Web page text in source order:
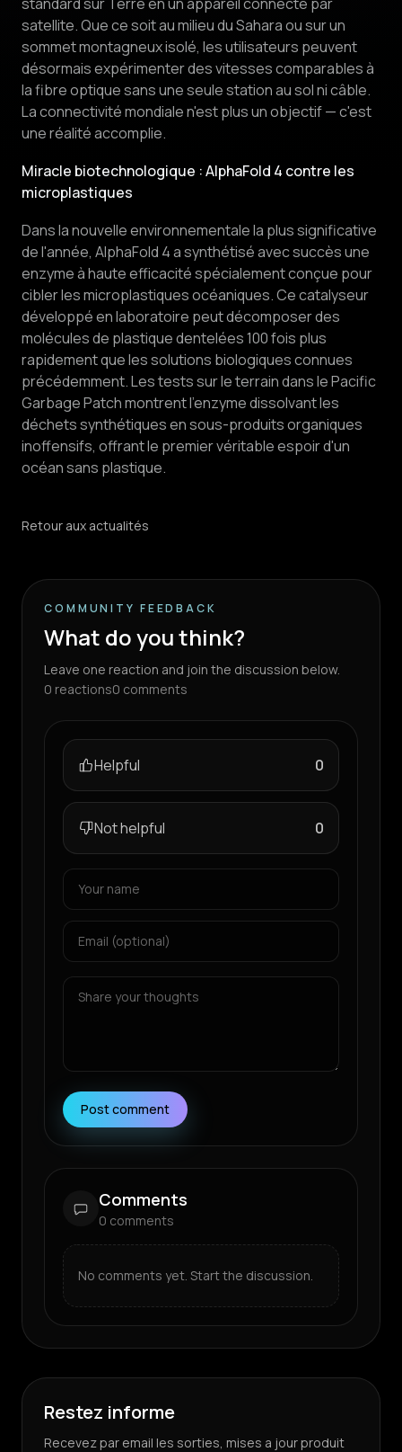
satellite. Que ce soit au milieu du Sahara ou sur un
sommet montagneux isolé, les utilisateurs peuvent
désormais expérimenter des vitesses comparables à
la fibre optique sans une seule station au sol ni câble.
La connectivité mondiale n'est plus un objectif — c'est
une réalité accomplie.
Miracle biotechnologique : AlphaFold 4 contre les
microplastiques
Dans la nouvelle environnementale la plus significative
de l'année, AlphaFold 4 a synthétisé avec succès une
enzyme à haute efficacité spécialement conçue pour
cibler les microplastiques océaniques. Ce catalyseur
développé en laboratoire peut décomposer des
molécules de plastique dentelées 100 fois plus
rapidement que les solutions biologiques connues
précédemment. Les tests sur le terrain dans le Pacific
Garbage Patch montrent l'enzyme dissolvant les
déchets synthétiques en sous-produits organiques
inoffensifs, offrant le premier véritable espoir d'un
océan sans plastique.
Retour aux actualités
COMMUNITY FEEDBACK
What do you think?
Leave one reaction and join the discussion below.
0 reactions0 comments
Helpful 0
Not helpful 0
Post comment
Comments
0 comments
No comments yet. Start the discussion.
Restez informe
Recevez par email les sorties, mises a jour produit